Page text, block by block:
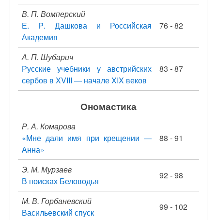
В. П. Вомперский
Е. Р. Дашкова и Российская
Академия
76 - 82
А. П. Шубарич
Русские учебники у австрийских
сербов в XVIII — начале XIX веков
83 - 87
Ономастика
Р. А. Комарова
«Мне дали имя при крещении —
Анна»
88 - 91
Э. М. Мурзаев
В поисках Беловодья
92 - 98
М. В. Горбаневский
Васильевский спуск
99 - 102